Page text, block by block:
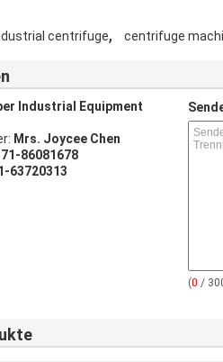
centrifuge, centrifuge
Industrial Equipment
Mrs. Joycee Chen
86081678
63720313
(0 /